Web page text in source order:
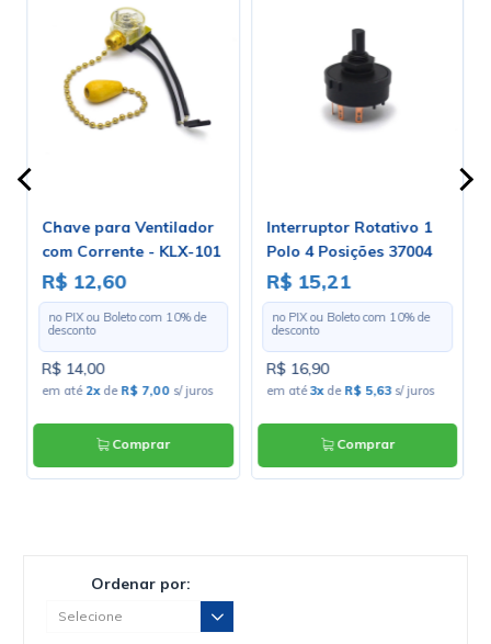
Chave para Ventilador
com Corrente - KLX-101
R$ 12,60
no PIX ou Boleto com 10% de
desconto
R$ 14,00
em até 2xde R$ 7,00 s/ juros
Comprar
Interruptor Rotativo 1
Polo 4 Posições 37004
R$ 15,21
no PIX ou Boleto com 10% de
desconto
R$ 16,90
em até3xde R$ 5,63s/ juros
Comprar
Ordenar por: